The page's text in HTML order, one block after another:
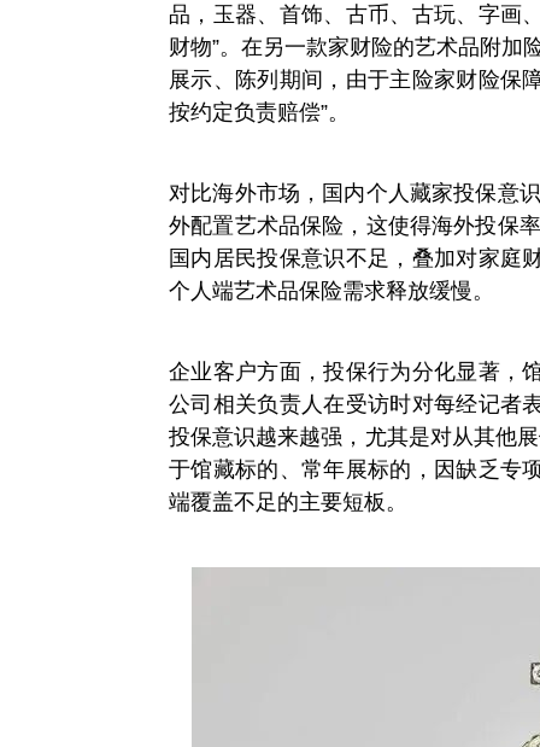
品，玉器、首饰、古币、古玩、字画
财物”。在另一款家财险的艺术品附加
展示、陈列期间，由于主险家财险保
按约定负责赔偿”。
对比海外市场，国内个人藏家投保意
外配置艺术品保险，这使得海外投保
国内居民投保意识不足，叠加对家庭
个人端艺术品保险需求释放缓慢。
企业客户方面，投保行为分化显著，
公司相关负责人在受访时对每经记者
投保意识越来越强，尤其是对从其他
于馆藏标的、常年展标的，因缺乏专
端覆盖不足的主要短板。